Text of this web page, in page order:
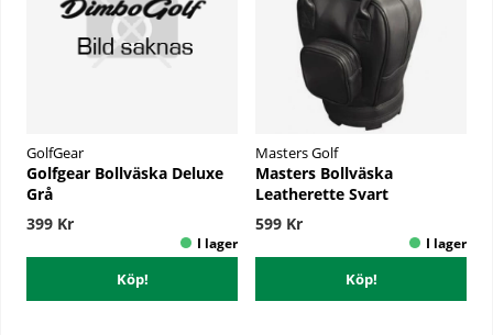
GolfGear
Golfgear Bollväska Deluxe
Grå
399 Kr
Köp!
Masters Golf
Masters Bollväska
Leatherette Svart
599 Kr
Köp!